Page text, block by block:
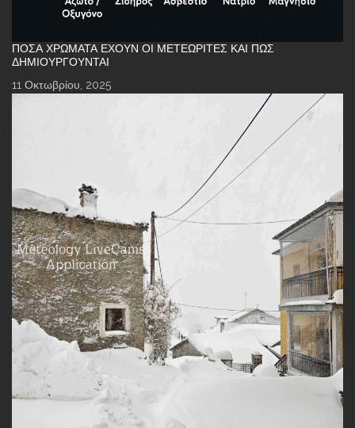
ΠΌΣΑ ΧΡΏΜΑΤΑ ΈΧΟΥΝ ΟΙ ΜΕΤΕΩΡΊΤΕΣ ΚΑΙ ΠΏΣ
ΔΗΜΙΟΥΡΓΟΎΝΤΑΙ
11 Οκτωβρίου, 2025